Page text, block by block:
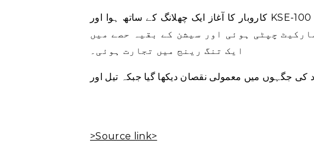
کاروبار کا آغاز ایک چھلانگ کے ساتھ ہوا اور KSE-100 انڈیکس ابتدائی گھنٹوں میں انٹرا ڈے کی
چپٹی ہوئی اور سیشن کے بقیہ حصے میں
ایک تنگ رینج میں تجارت ہوئی۔
>Source link>